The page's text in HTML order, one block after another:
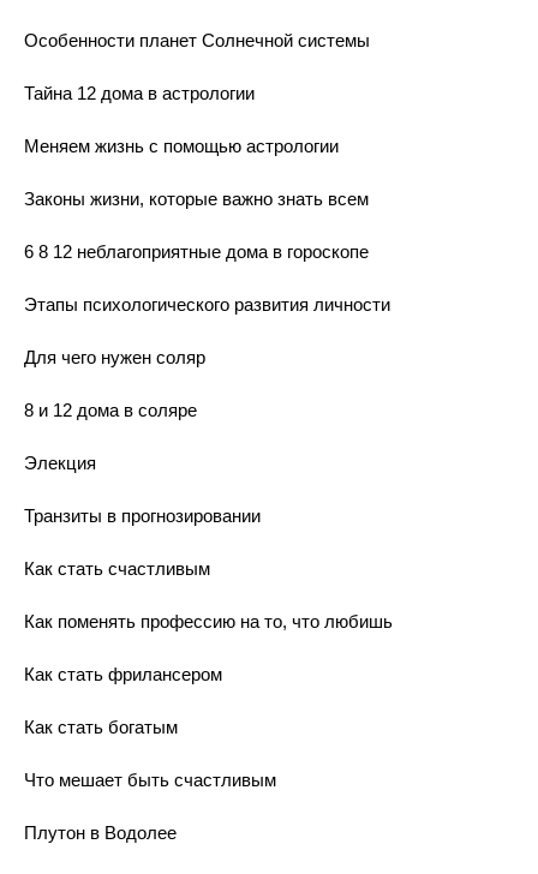
Особенности планет Солнечной системы
Тайна 12 дома в астрологии
Меняем жизнь с помощью астрологии
Законы жизни, которые важно знать всем
6 8 12 неблагоприятные дома в гороскопе
Этапы психологического развития личности
Для чего нужен соляр
8 и 12 дома в соляре
Элекция
Транзиты в прогнозировании
Как стать счастливым
Как поменять профессию на то, что любишь
Как стать фрилансером
Как стать богатым
Что мешает быть счастливым
Плутон в Водолее